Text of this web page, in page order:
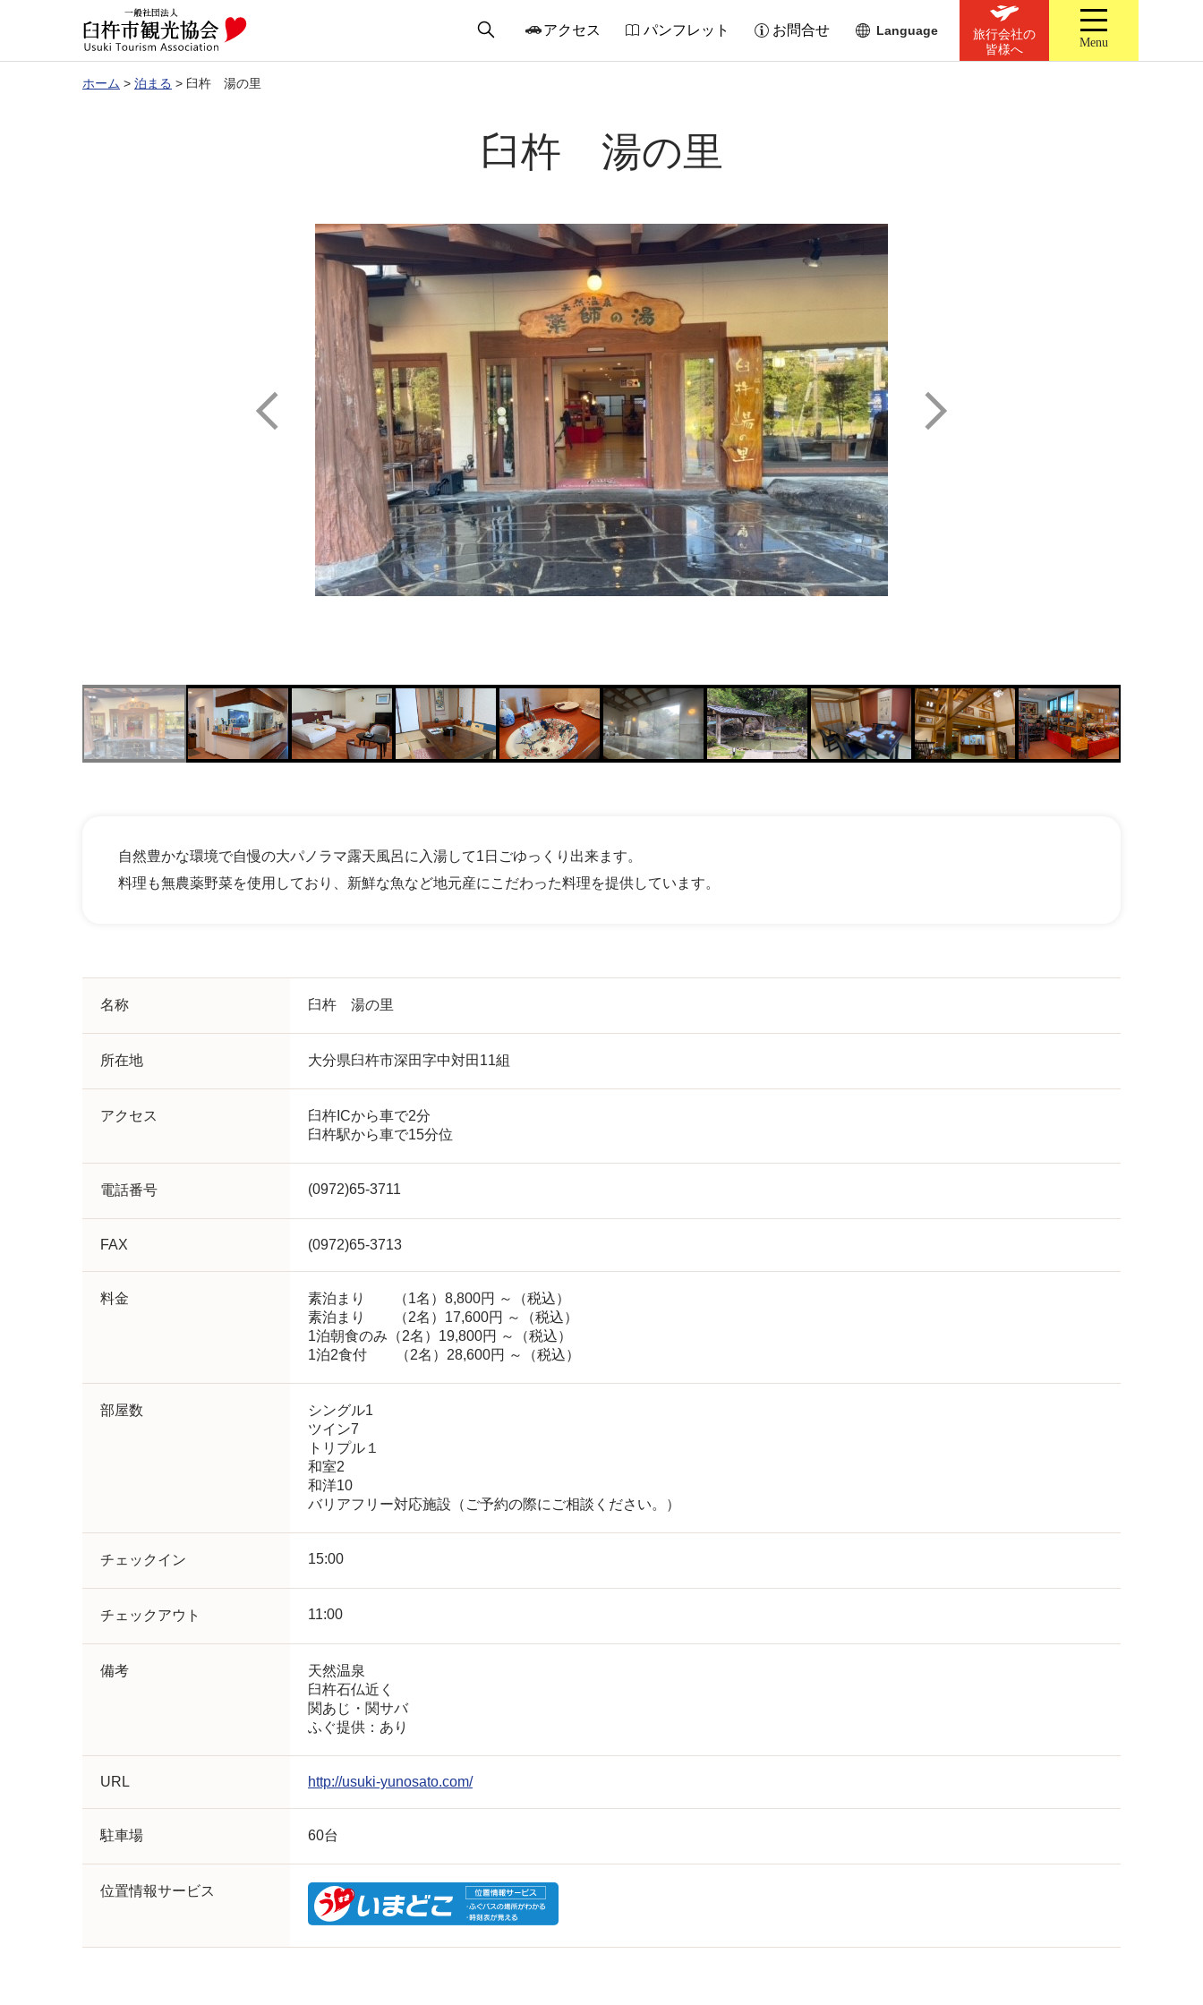
アクセス パンフレット お問合せ Language
旅行会社の
皆様へ
Menu
ホーム > 泊まる > 臼杵 湯の里
臼杵 湯の里
自然豊かな環境で自慢の大パノラマ露天風呂に入湯して1日ごゆっくり出来ます。
料理も無農薬野菜を使用しており、新鮮な魚など地元産にこだわった料理を提供しています。
名称 臼杵 湯の里
所在地 大分県臼杵市深田字中対田11組
アクセス
臼杵ICから車で2分
臼杵駅から車で15分位
電話番号 (0972)65-3711
FAX (0972)65-3713
料金
素泊まり （1名）8,800円 ～（税込）
素泊まり （2名）17,600円 ～（税込）
1泊朝食のみ（2名）19,800円 ～（税込）
1泊2食付 （2名）28,600円 ～（税込）
部屋数
シングル1
ツイン7
トリプル１
和室2
和洋10
バリアフリー対応施設（ご予約の際にご相談ください。）
チェックイン 15:00
チェックアウト 11:00
備考
天然温泉
臼杵石仏近く
関あじ・関サバ
ふぐ提供：あり
URL http://usuki-yunosato.com/
駐車場 60台
位置情報サービス